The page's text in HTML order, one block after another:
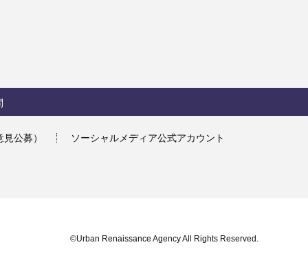
公募） ソーシャルメディア公式アカウント
©Urban Renaissance Agency All Rights Reserved.